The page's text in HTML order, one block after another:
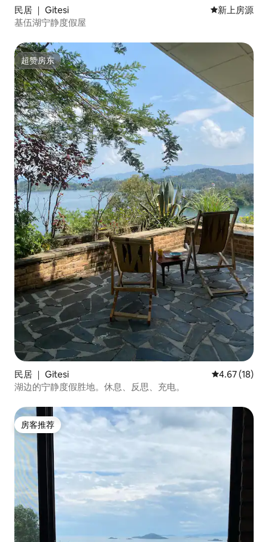
民居 ｜ Gitesi 新房源
新上房源
基伍湖宁静度假屋
超赞房东
超赞房东
民居 ｜ Gitesi 平均评分
4.67 (18)
湖边的宁静度假胜地。休息、反思、充电。
房客推荐
房客推荐